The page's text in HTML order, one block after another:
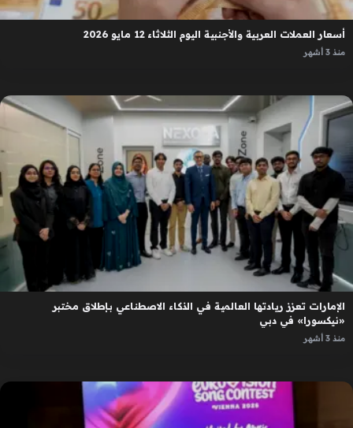
أسعار العملات العربية والأجنبية اليوم الثلاثاء 12 مايو 2026
منذ 3 أشهر
الإمارات تعزز ريادتها العالمية في الذكاء الاصطناعي بإطلاق مختبر
«نيكسورا» في دبي
منذ 3 أشهر